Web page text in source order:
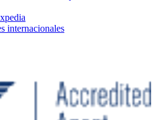
internacionales